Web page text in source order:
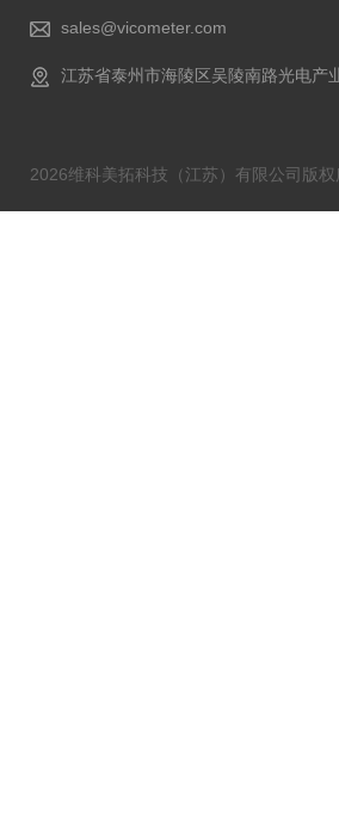
sales@vicometer.com
江苏省泰州市海陵区吴陵南路光电产
2026维科美拓科技（江苏）有限公司版